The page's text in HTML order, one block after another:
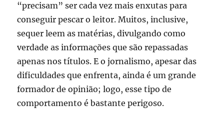
“precisam” ser cada vez mais enxutas para
conseguir pescar o leitor. Muitos, inclusive,
sequer leem as matérias, divulgando como
verdade as informações que são repassadas
apenas nos títulos. E o jornalismo, apesar das
dificuldades que enfrenta, ainda é um grande
formador de opinião; logo, esse tipo de
comportamento é bastante perigoso.